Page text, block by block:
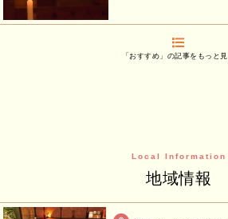
「おすすめ」の記事をもっと
Local Information
地域情報